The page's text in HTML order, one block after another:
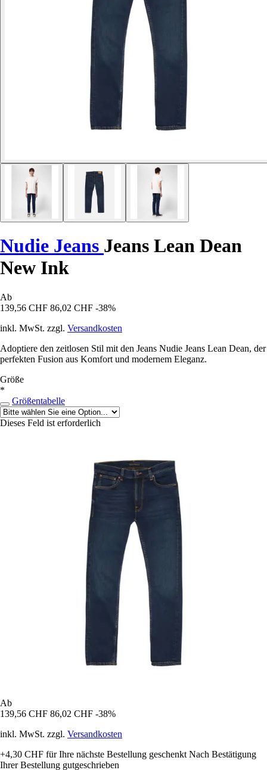
Nudie Jeans Jeans Lean Dean
New Ink
Ab
139,56 CHF 86,02 CHF -38%
inkl. MwSt. zzgl. Versandkosten
Adoptiere den zeitlosen Stil mit den Jeans Nudie Jeans Lean Dean, der
perfekten Fusion aus Komfort und modernem Eleganz.
Größe
*
Größentabelle
Dieses Feld ist erforderlich
Ab
139,56 CHF 86,02 CHF -38%
inkl. MwSt. zzgl. Versandkosten
+4,30 CHF für Ihre nächste Bestellung geschenkt Nach Bestätigung
Ihrer Bestellung gutgeschrieben